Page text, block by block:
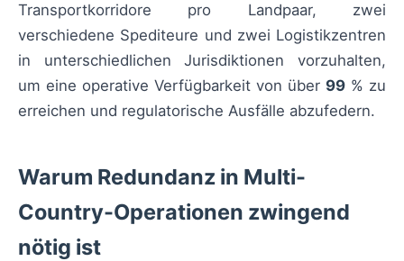
Transportkorridore pro Landpaar, zwei
verschiedene Spediteure und zwei Logistikzentren
in unterschiedlichen Jurisdiktionen vorzuhalten,
um eine operative Verfügbarkeit von über 99 % zu
erreichen und regulatorische Ausfälle abzufedern.
Warum Redundanz in Multi-
Country-Operationen zwingend
nötig ist